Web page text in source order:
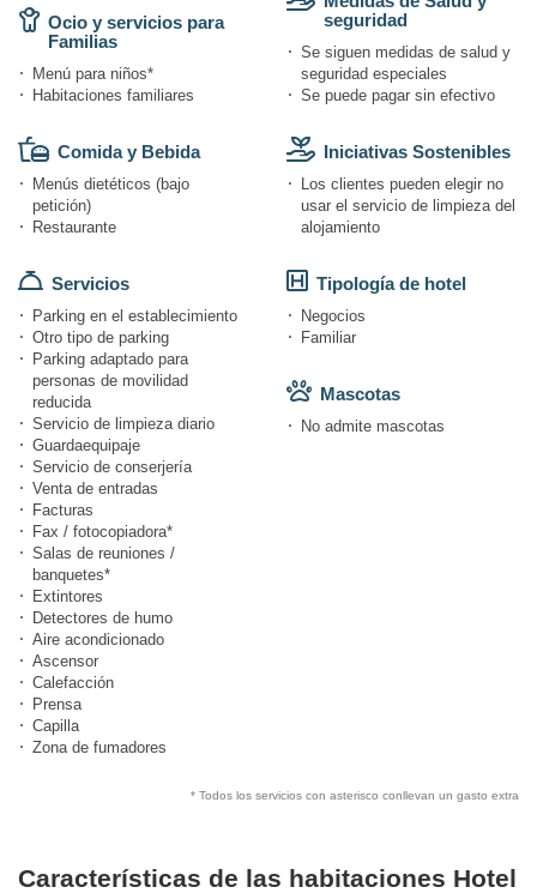
Ocio y servicios para
Familias
Menú para niños*
Habitaciones familiares
Comida y Bebida
Menús dietéticos (bajo
petición)
Restaurante
Servicios
Parking en el establecimiento
Otro tipo de parking
Parking adaptado para
personas de movilidad
reducida
Servicio de limpieza diario
Guardaequipaje
Servicio de conserjería
Venta de entradas
Facturas
Fax / fotocopiadora*
Salas de reuniones /
banquetes*
Extintores
Detectores de humo
Aire acondicionado
Ascensor
Calefacción
Prensa
Capilla
Zona de fumadores
seguridad
Se siguen medidas de salud y
seguridad especiales
Se puede pagar sin efectivo
Iniciativas Sostenibles
Los clientes pueden elegir no
usar el servicio de limpieza del
alojamiento
Tipología de hotel
Negocios
Familiar
Mascotas
No admite mascotas
* Todos los servicios con asterisco conllevan un gasto extra
Características de las habitaciones Hotel